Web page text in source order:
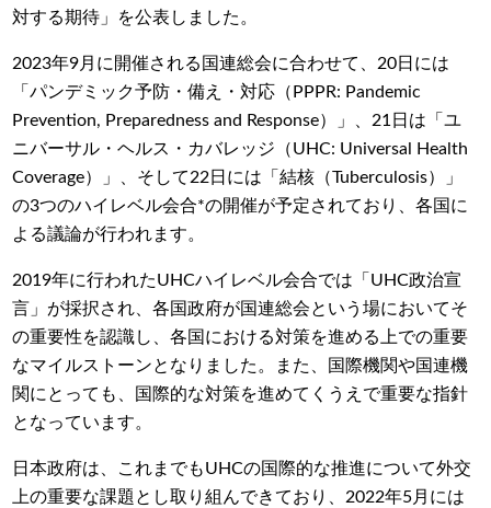
対する期待」を公表しました。
2023年9月に開催される国連総会に合わせて、20日には
「パンデミック予防・備え・対応（PPPR: Pandemic
Prevention, Preparedness and Response）」、21日は「ユ
ニバーサル・ヘルス・カバレッジ（UHC: Universal Health
Coverage）」、そして22日には「結核（Tuberculosis）」
の3つのハイレベル会合*の開催が予定されており、各国に
よる議論が行われます。
2019年に行われたUHCハイレベル会合では「UHC政治宣
言」が採択され、各国政府が国連総会という場においてそ
の重要性を認識し、各国における対策を進める上での重要
なマイルストーンとなりました。また、国際機関や国連機
関にとっても、国際的な対策を進めてくうえで重要な指針
となっています。
日本政府は、これまでもUHCの国際的な推進について外交
上の重要な課題とし取り組んできており、2022年5月には